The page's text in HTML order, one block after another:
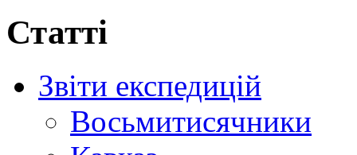
Статті
Звіти експедицій
Восьмитисячники